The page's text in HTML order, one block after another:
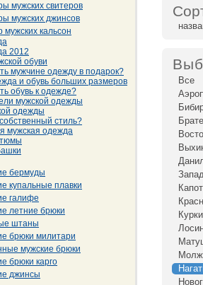
мужских свитеров
мужских джинсов
мужских кальсон
2012
обуви
мужчине одежду в подарок?
и обувь больших размеров
обувь к одежде?
мужской одежды
одежды
стиль?
мужская одежда
бермуды
купальные плавки
галифе
летние брюки
штаны
брюки милитари
мужские брюки
брюки карго
джинсы
Все